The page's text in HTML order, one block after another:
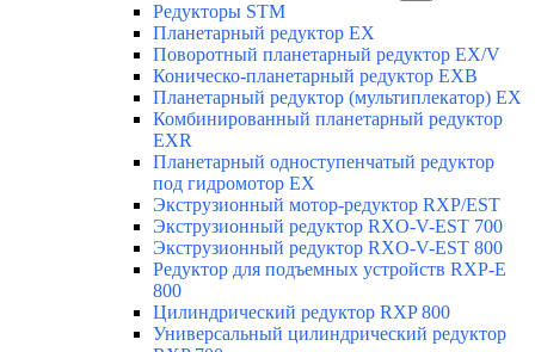
Редукторы STM
Планетарный редуктор ЕХ
Поворотный планетарный редуктор EX/V
Коническо-планетарный редуктор ЕХВ
Планетарный редуктор (мультиплекатор) ЕХ
Комбинированный планетарный редуктор
ЕХR
Планетарный одноступенчатый редуктор
под гидромотор ЕХ
Экструзионный мотор-редуктор RXP/EST
Экструзионный редуктор RXO-V-EST 700
Экструзионный редуктор RXO-V-EST 800
Редуктор для подъемных устройств RXP-E
800
Цилиндрический редуктор RXP 800
Универсальный цилиндрический редуктор